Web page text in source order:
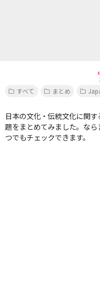
すべて
まとめ
日本の文化・伝統文化に関
題をまとめてみました。な
つでもチェックできます。